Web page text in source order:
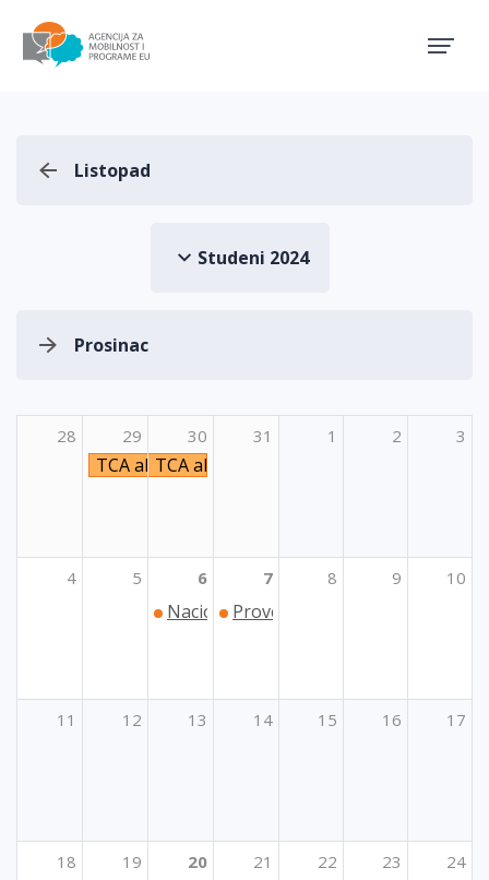
Listopad
Studeni 2024
Prosinac
28 29
TCA aktivnost Emphasizing virtual and
30
TCA aktivnost Emphasizing virtual and
31 1 2 3
4 5 6
Nacionalna konferencija eTwinninga
7
Provedba inicijative alijansi
8 9 10
11 12 13 14 15 16 17
18 19 20 21 22 23 24